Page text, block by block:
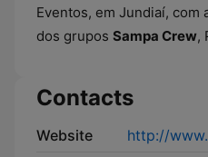
Eventos, em Jundiaí, com
dos grupos Sampa Crew,
Contacts
Website
http://